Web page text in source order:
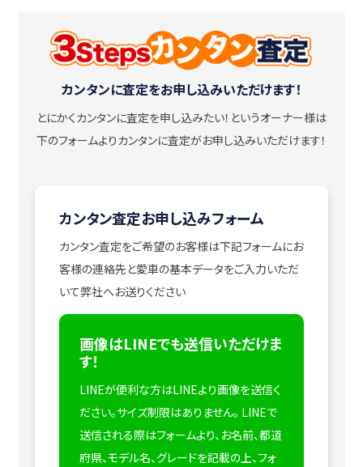
カンタンに査定をお申し込みいただけます！
とにかくカンタンに査定を申し込みたい！ というオーナー様は
下のフォームよりカンタンに査定がお申し込みいただけます！
カンタン査定お申し込みフォーム
カンタン査定をご希望のお客様は下記フォームにお
客様の連絡先と愛車の基本データをご入力いただ
いて弊社へお送りください
画像はLINEでも送信いただけま
す！
LINEが便利な方はLINEより画像を送信く
ださい。サイズ制限はありません。 LINEで
送信される際はフォームより、お名前、都道
府県、モデル名、グレードを記載の上、フォ